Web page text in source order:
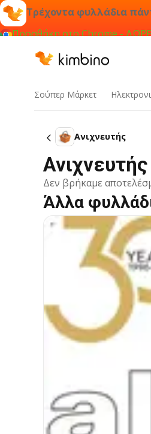
Τρέχοντα φυλλάδια
Προσθήκη στο Chrome -
Σούπερ Μάρκετ
Ανιχνευτής
Δεν βρήκαμε
Άλλα